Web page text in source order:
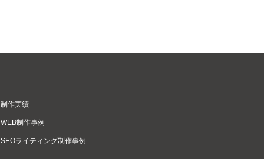
制作実績
WEB制作事例
SEOライティング制作事例